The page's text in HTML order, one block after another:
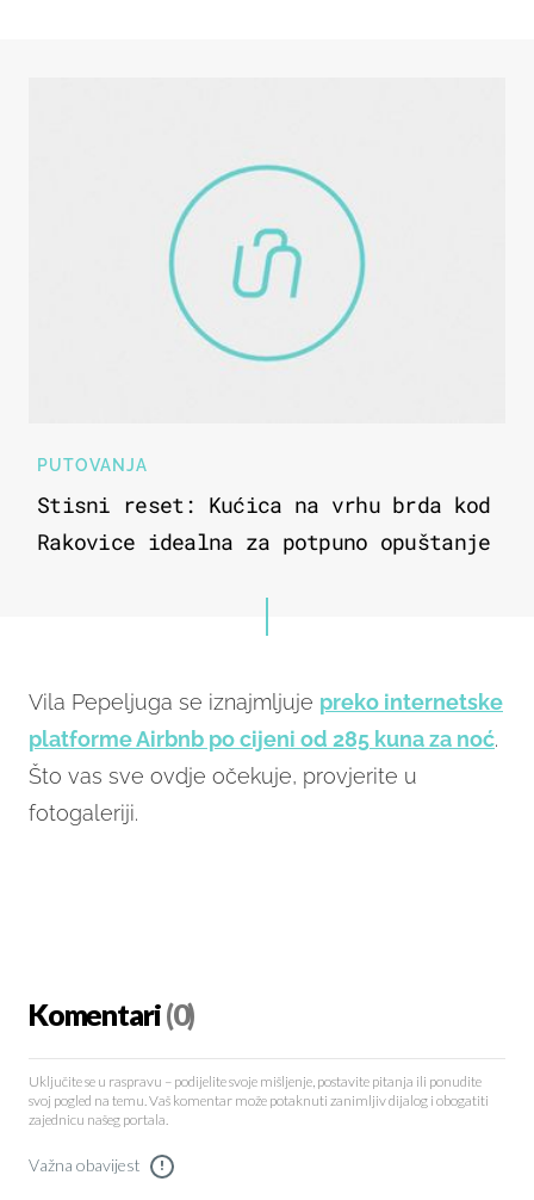
PUTOVANJA
Stisni reset: Kućica na vrhu brda kod
Rakovice idealna za potpuno opuštanje
Vila Pepeljuga se iznajmljuje preko internetske
platforme Airbnb po cijeni od 285 kuna za noć.
Što vas sve ovdje očekuje, provjerite u
fotogaleriji.
Komentari(0)
Uključite se u raspravu – podijelite svoje mišljenje, postavite pitanja ili ponudite
svoj pogled na temu. Vaš komentar može potaknuti zanimljiv dijalog i obogatiti
zajednicu našeg portala.
Važna obavijest !